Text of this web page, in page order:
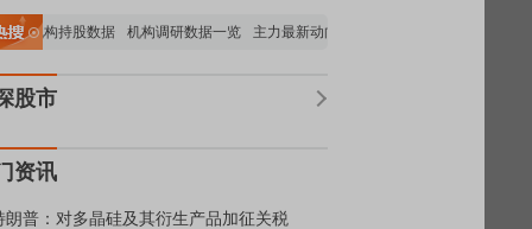
机构持股数据 机构调研数据一览 主力最新动向
股市
资讯
朗普：对多晶硅及其衍生产品加征关税